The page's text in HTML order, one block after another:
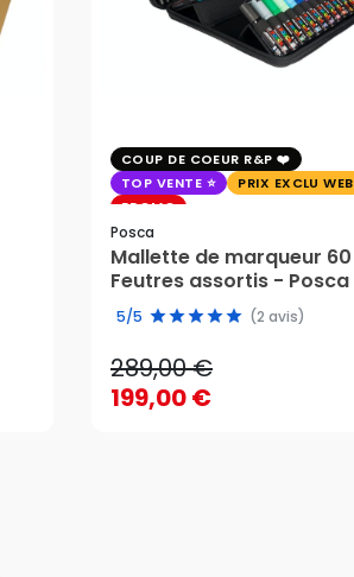
COUP DE COEUR R&P
TOP VENTE
PRIX EXCLU WEB
PROMO
Posca
Mallette de marqueur 60
Feutres assortis - Posca
5/5 (2 avis)
289,00 €
199,00 €
289,00 €
199,00 €
AJOUTER AU PANIER